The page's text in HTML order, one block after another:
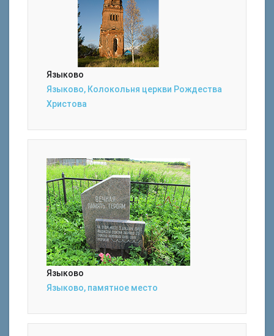
Языково
Языково, Колокольня церкви Рождества
Христова
Языково
Языково, памятное место